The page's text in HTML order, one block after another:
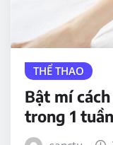
THỂ THAO
Bật mí
trong 1